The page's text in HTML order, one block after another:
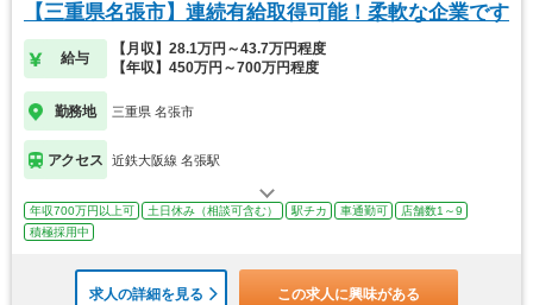
【三重県名張市】連続有給取得可能！柔軟な企業です
給与
【月収】28.1万円～43.7万円程度
【年収】450万円～700万円程度
勤務地 三重県 名張市
アクセス 近鉄大阪線 名張駅
年収700万円以上可 土日休み（相談可含む） 駅チカ 車通勤可
店舗数1～9
積極採用中
求人の詳細を見る この求人に興味がある